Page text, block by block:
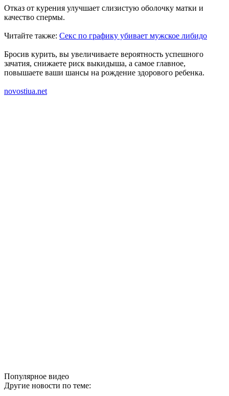
Отказ от курения улучшает слизистую оболочку матки и
качество спермы.
Читайте также: Секс по графику убивает мужское либидо
Бросив курить, вы увеличиваете вероятность успешного
зачатия, снижаете риск выкидыша, а самое главное,
повышаете ваши шансы на рождение здорового ребенка.
novostiua.net
Популярное видео
Другие новости по теме: